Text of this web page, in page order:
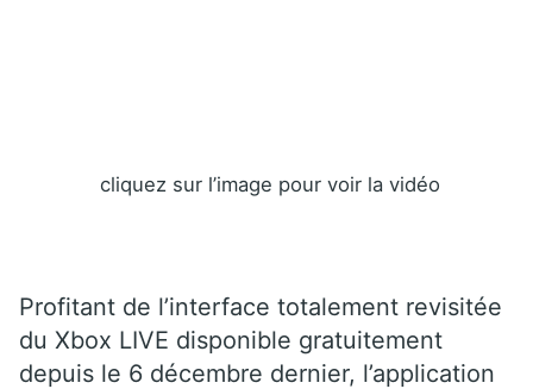
cliquez sur l’image pour voir la vidéo
Profitant de l’interface totalement revisitée
du Xbox LIVE disponible gratuitement
depuis le 6 décembre dernier, l’application